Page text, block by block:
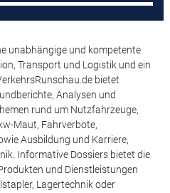
unabhängige und kompetente
Transport und Logistik und ein
bietet
Analysen und
rund um Nutzfahrzeuge,
Maut, Fahrverbote,
Ausbildung und Karriere,
Informative Dossiers bietet die
und Dienstleistungen
Lagertechnik oder